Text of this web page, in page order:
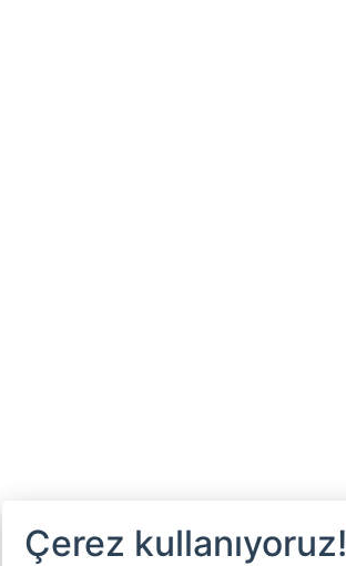
Çerez kullanıyoruz!